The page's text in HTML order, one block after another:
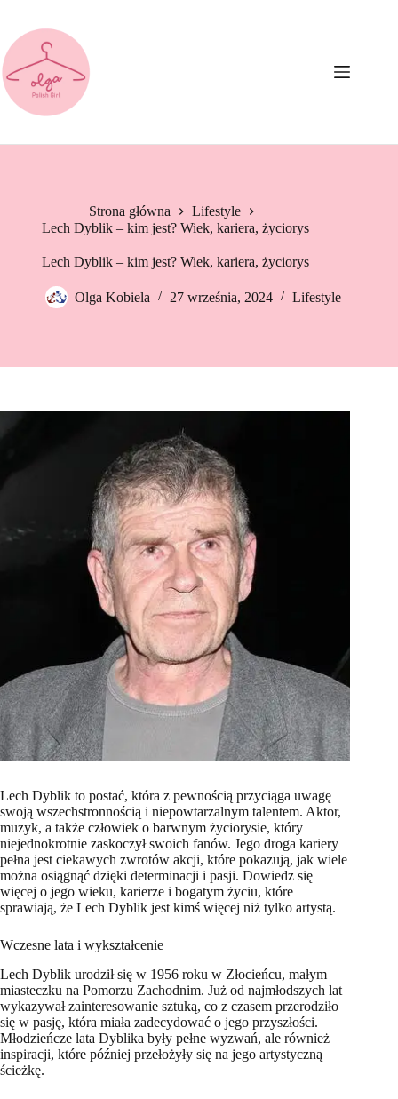
treści
Strona główna
Lifestyle
Lech Dyblik – kim jest? Wiek, kariera, życiorys
Lech Dyblik – kim jest? Wiek, kariera, życiorys
Olga Kobiela 27 września, 2024 Lifestyle
Lech Dyblik to postać, która z pewnością przyciąga uwagę
swoją wszechstronnością i niepowtarzalnym talentem. Aktor,
muzyk, a także człowiek o barwnym życiorysie, który
niejednokrotnie zaskoczył swoich fanów. Jego droga kariery
pełna jest ciekawych zwrotów akcji, które pokazują, jak wiele
można osiągnąć dzięki determinacji i pasji. Dowiedz się
więcej o jego wieku, karierze i bogatym życiu, które
sprawiają, że Lech Dyblik jest kimś więcej niż tylko artystą.
Wczesne lata i wykształcenie
Lech Dyblik urodził się w 1956 roku w Złocieńcu, małym
miasteczku na Pomorzu Zachodnim. Już od najmłodszych lat
wykazywał zainteresowanie sztuką, co z czasem przerodziło
się w pasję, która miała zadecydować o jego przyszłości.
Młodzieńcze lata Dyblika były pełne wyzwań, ale również
inspiracji, które później przełożyły się na jego artystyczną
ścieżkę.